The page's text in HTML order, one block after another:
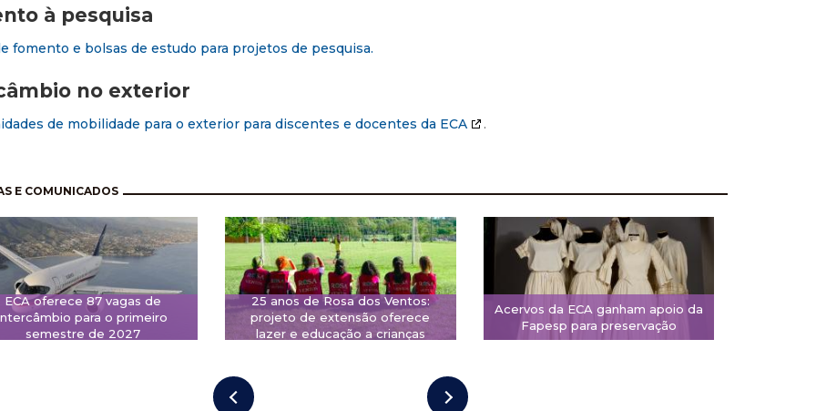
à pesquisa
fomento e bolsas de estudo para projetos de pesquisa.
no exterior
de mobilidade para o exterior para discentes e docentes da ECA .
E COMUNICADOS
ECA oferece 87 vagas de
para o primeiro
semestre de 2027
25 anos de Rosa dos Ventos:
projeto de extensão oferece
lazer e educação a crianças
Acervos da ECA ganham apoio da
Fapesp para preservação